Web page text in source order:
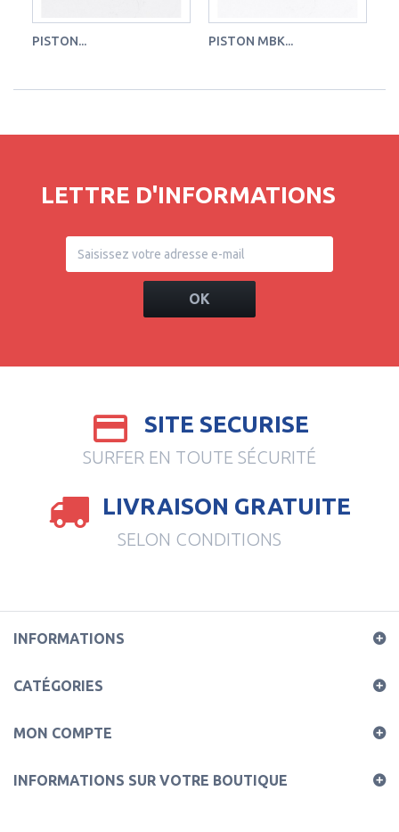
PISTON... PISTON MBK...
LETTRE D'INFORMATIONS
OK
SITE SECURISE
SURFER EN TOUTE SÉCURITÉ
LIVRAISON GRATUITE
SELON CONDITIONS
INFORMATIONS
CATÉGORIES
MON COMPTE
INFORMATIONS SUR VOTRE BOUTIQUE